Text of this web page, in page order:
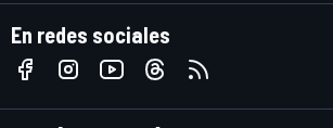
En redes sociales